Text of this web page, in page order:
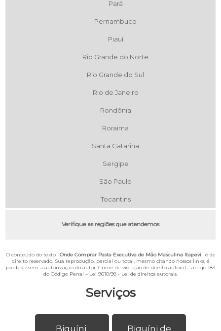
Serviços
Biquíni
Biquíni de
Pará
Pernambuco
Piauí
Rio Grande do Norte
Rio Grande do Sul
Rio de Janeiro
Rondônia
Roraima
Santa Catarina
Sergipe
São Paulo
Tocantins
Verifique as regiões que atendemos
O conteúdo do texto "Onde Comprar Pasta Executiva de Mão Masculina Itapevi" é de
direito reservado. Sua reprodução, parcial ou total, mesmo citando nossos links, é
proibida sem a autorização do autor. Crime de violação de direito autoral – artigo 184
do Código Penal – Lei 9610/98 - Lei de direitos autorais.